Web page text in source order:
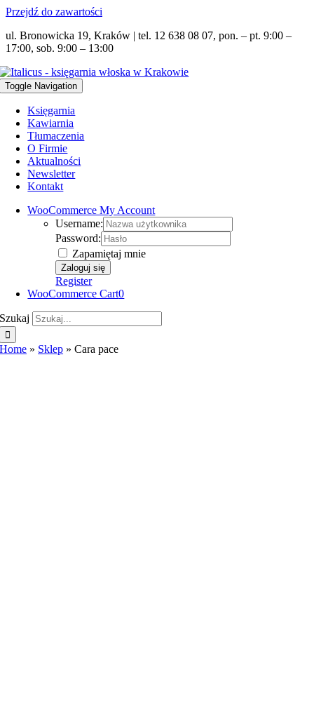
Przejdź do zawartości
ul. Bronowicka 19, Kraków | tel. 12 638 08 07, pon. – pt. 9:00 –
17:00, sob. 9:00 – 13:00
Toggle Navigation
Księgarnia
Kawiarnia
Tłumaczenia
O Firmie
Aktualności
Newsletter
Kontakt
WooCommerce My Account
Username:
Password:
Zapamiętaj mnie
Register
WooCommerce Cart0
Szukaj
Home » Sklep »Cara pace